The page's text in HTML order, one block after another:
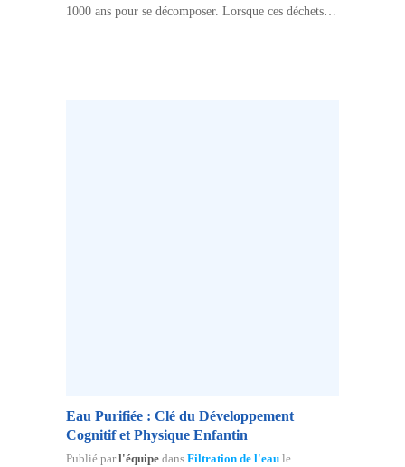
1000 ans pour se décomposer. Lorsque ces déchets
Eau Purifiée : Clé du Développement
Cognitif et Physique Enfantin
Publié parl'équipedans Filtration de l'eaule